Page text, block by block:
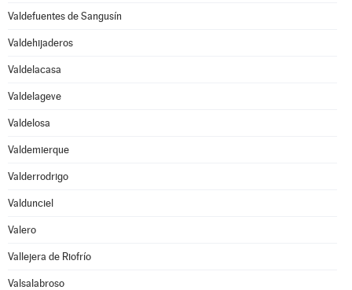
Valdefuentes de Sangusín
Valdehijaderos
Valdelacasa
Valdelageve
Valdelosa
Valdemierque
Valderrodrigo
Valdunciel
Valero
Vallejera de Riofrío
Valsalabroso